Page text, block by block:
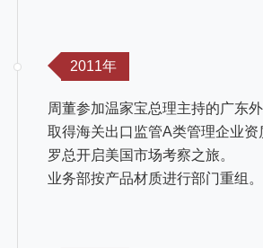
2011年
周董参加温家宝总理主持的广东外
取得海关出口监管A类管理企业资
罗总开启美国市场考察之旅。
业务部按产品材质进行部门重组。